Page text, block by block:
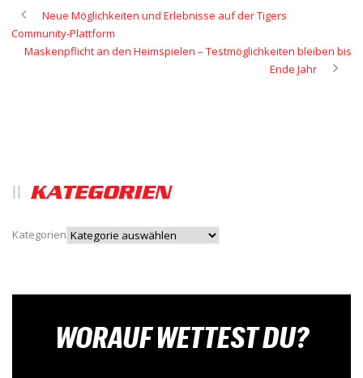
Neue Möglichkeiten und Erlebnisse auf der Tigers
Community-Plattform
Maskenpflicht an den Heimspielen – Testmöglichkeiten bleiben bis
Ende Jahr
KATEGORIEN
Kategorien